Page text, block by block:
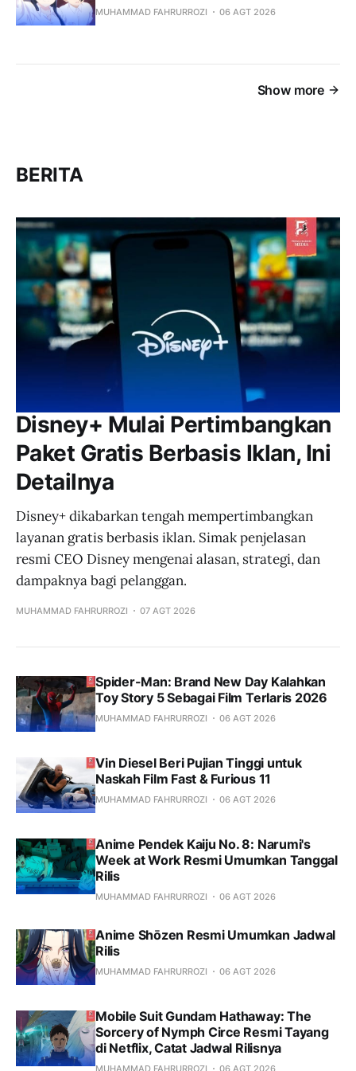
MUHAMMAD FAHRURROZI 06 AGT 2026
Show more
BERITA
Disney+ Mulai Pertimbangkan
Paket Gratis Berbasis Iklan, Ini
Detailnya
Disney+ dikabarkan tengah mempertimbangkan
layanan gratis berbasis iklan. Simak penjelasan
resmi CEO Disney mengenai alasan, strategi, dan
dampaknya bagi pelanggan.
MUHAMMAD FAHRURROZI 07 AGT 2026
Spider-Man: Brand New Day Kalahkan
Toy Story 5 Sebagai Film Terlaris 2026
MUHAMMAD FAHRURROZI 06 AGT 2026
Vin Diesel Beri Pujian Tinggi untuk
Naskah Film Fast & Furious 11
MUHAMMAD FAHRURROZI 06 AGT 2026
Anime Pendek Kaiju No. 8: Narumi's
Week at Work Resmi Umumkan Tanggal
Rilis
MUHAMMAD FAHRURROZI 06 AGT 2026
Anime Shōzen Resmi Umumkan Jadwal
Rilis
MUHAMMAD FAHRURROZI 06 AGT 2026
Mobile Suit Gundam Hathaway: The
Sorcery of Nymph Circe Resmi Tayang
di Netflix, Catat Jadwal Rilisnya
MUHAMMAD FAHRURROZI 06 AGT 2026